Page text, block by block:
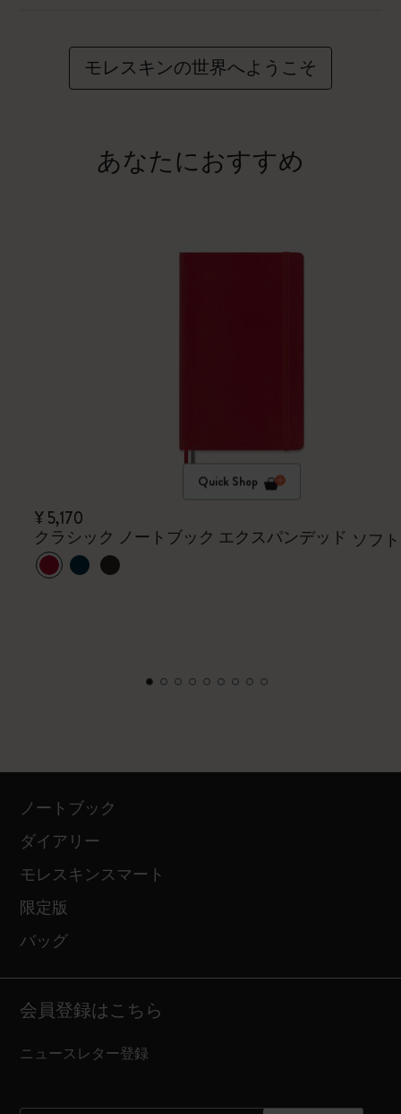
モレスキンの世界へようこそ
あなたにおすすめ
Quick Shop
¥ 5,170
クラシック ノートブック エクスパンデッド ソフ
ノートブック
ダイアリー
モレスキンスマート
限定版
バッグ
会員登録はこちら
ニュースレター登録